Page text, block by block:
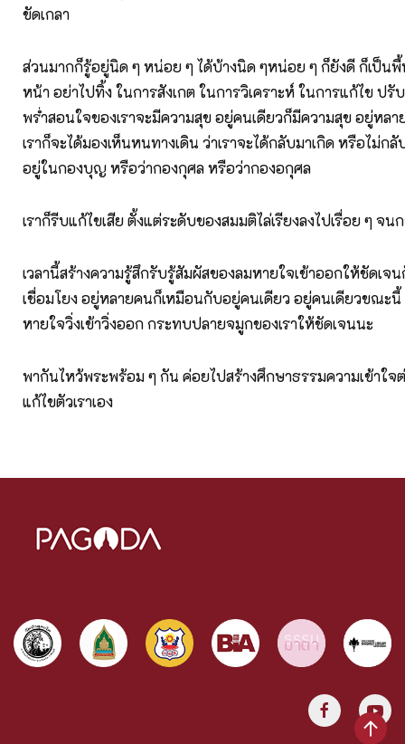
ขัดเกลา
ส่วนมากก็รู้อยู่นิด ๆ หน่อย ๆ ได้บ้างนิด ๆหน่อย ๆ ก็ยังดี ก็เป็น
หน้า อย่าไปทิ้ง ในการสังเกต ในการวิเคราะห์ ในการแก้ไข ปรั
พร่ำสอนใจของเราจะมีความสุข อยู่คนเดียวก็มีความสุข อยู่หล
เราก็จะได้มองเห็นหนทางเดิน ว่าเราจะได้กลับมาเกิด หรือไม่กลั
อยู่ในกองบุญ หรือว่ากองกุศล หรือว่ากองอกุศล
เราก็รีบแก้ไขเสีย ตั้งแต่ระดับของสมมติไล่เรียงลงไปเรื่อย ๆ จน
เวลานี้สร้างความรู้สึกรับรู้สัมผัสของลมหายใจเข้าออกให้ชัดเจ
เชื่อมโยง อยู่หลายคนก็เหมือนกับอยู่คนเดียว อยู่คนเดียวขณะนี้
หายใจวิ่งเข้าวิ่งออก กระทบปลายจมูกของเราให้ชัดเจนนะ
พากันไหว้พระพร้อม ๆ กัน ค่อยไปสร้างศึกษาธรรมความเข้าใ
แก้ไขตัวเราเอง